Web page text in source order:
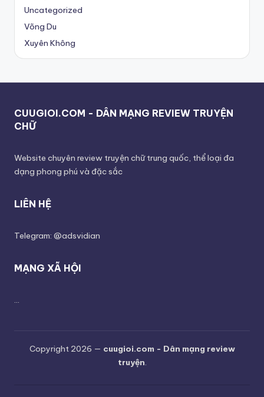
Uncategorized
Võng Du
Xuyên Không
CUUGIOI.COM - DÂN MẠNG REVIEW TRUYỆN
CHỮ
Website chuyên review truyện chữ trung quốc, thể loại đa
dạng phong phú và đặc sắc
LIÊN HỆ
Telegram: @adsvidian
MẠNG XÃ HỘI
...
Copyright 2026 — cuugioi.com - Dân mạng review
truyện.